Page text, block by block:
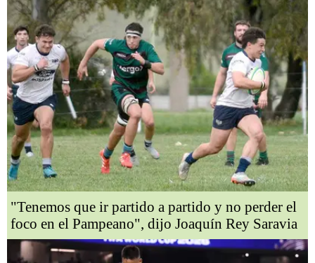
"Tenemos que ir partido a partido y no perder el
foco en el Pampeano", dijo Joaquín Rey Saravia